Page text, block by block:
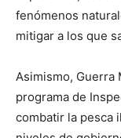
fenómenos
mitigar a los que
Asimismo, Guerra
programa de
combatir la pesca